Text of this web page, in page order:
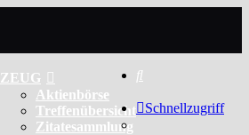
ZEUG
Aktienbörse
Treffenübersicht
Zitatesammlung
Schnellzugriff